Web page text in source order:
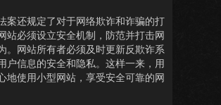
案还规定了对于网络欺诈和诈骗的打
站必须设立安全机制，防范并打击网
。网站所有者必须及时更新反欺诈系
户信息的安全和隐私。这样一来，用
地使用小型网站，享受安全可靠的网